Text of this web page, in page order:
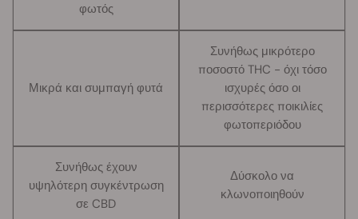
φωτός
Μικρά και συμπαγή φυτά
Συνήθως μικρότερο
ποσοστό THC - όχι τόσο
ισχυρές όσο οι
περισσότερες ποικιλίες
φωτοπεριόδου
Συνήθως έχουν
υψηλότερη συγκέντρωση
σε CBD
Δύσκολο να
κλωνοποιηθούν